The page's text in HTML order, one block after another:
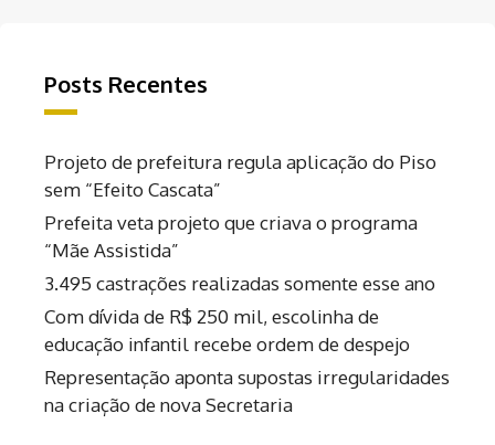
Posts Recentes
Projeto de prefeitura regula aplicação do Piso
sem “Efeito Cascata”
Prefeita veta projeto que criava o programa
“Mãe Assistida”
3.495 castrações realizadas somente esse ano
Com dívida de R$ 250 mil, escolinha de
educação infantil recebe ordem de despejo
Representação aponta supostas irregularidades
na criação de nova Secretaria